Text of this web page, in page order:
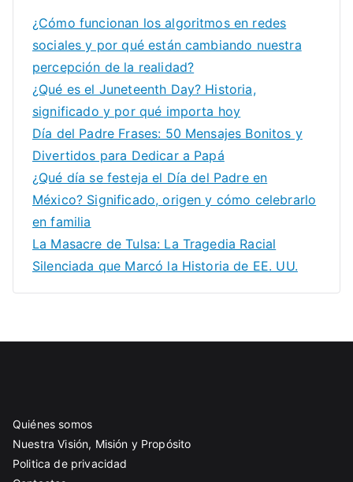
¿Cómo funcionan los algoritmos en redes
sociales y por qué están cambiando nuestra
percepción de la realidad?
¿Qué es el Juneteenth Day? Historia,
significado y por qué importa hoy
Día del Padre Frases: 50 Mensajes Bonitos y
Divertidos para Dedicar a Papá
¿Qué día se festeja el Día del Padre en
México? Significado, origen y cómo celebrarlo
en familia
La Masacre de Tulsa: La Tragedia Racial
Silenciada que Marcó la Historia de EE. UU.
Quiénes somos
Nuestra Visión, Misión y Propósito
Politica de privacidad